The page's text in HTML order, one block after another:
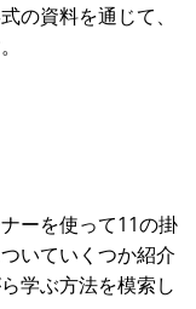
の資料を通じて、
ーを使って11の掛
いていくつか紹介
学ぶ方法を模索し